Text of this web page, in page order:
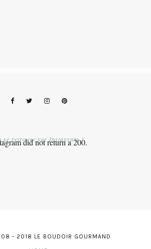
did not return a 200.
se retrouve sur Instagram ?
- 2018 LE BOUDOIR GOURMAND